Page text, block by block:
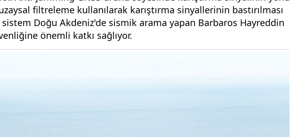
filtreleme kullanılarak karıştırma sinyallerinin bastırılması
sistem Doğu Akdeniz'de sismik arama yapan Barbaros Hayreddin
önemli katkı sağlıyor.